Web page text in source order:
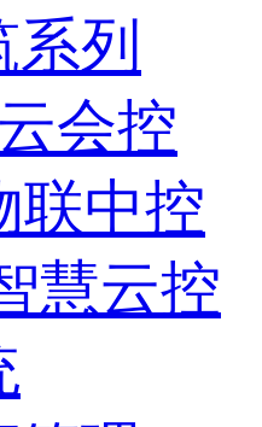
系列
会控
联中控
慧云控